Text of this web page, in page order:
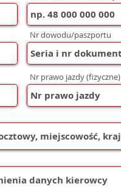
Nr dowodu/paszportu
Nr prawo jazdy (fizyczne)